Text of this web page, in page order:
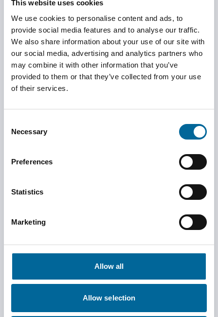
This website uses cookies
We use cookies to personalise content and ads, to
provide social media features and to analyse our traffic.
We also share information about your use of our site with
our social media, advertising and analytics partners who
may combine it with other information that you’ve
provided to them or that they’ve collected from your use
of their services.
Selection
Necessary
Preferences
Statistics
Marketing
Allow all
Allow selection
100 %
autosuficientes en
energía renovable
En Amokabel trabajamos por una actividad empresarial
responsable, lo que significa que somos constantemente
conscientes de cómo la empresa afecta a la sociedad y al
medio ambiente. Esto está estrechamente relacionado con el
desarrollo sostenible: equilibrar los aspectos económicos